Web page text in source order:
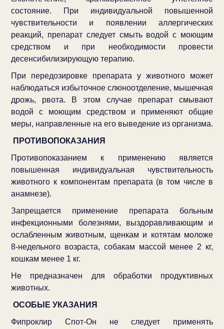
состояние. При индивидуальной повышенной
чувствительности и появлении аллергических
реакций, препарат следует смыть водой с моющим
средством и при необходимости провести
десенсибилизирующую терапию.
При передозировке препарата у животного может
наблюдаться избыточное слюноотделение, мышечная
дрожь, рвота. В этом случае препарат смывают
водой с моющим средством и применяют общие
меры, направленные на его выведение из организма.
ПРОТИВОПОКАЗАНИЯ
Противопоказанием к применению является
повышенная индивидуальная чувствительность
животного к компонентам препарата (в том числе в
анамнезе).
Запрещается применение препарата больным
инфекционными болезнями, выздоравливающим и
ослабленным животным, щенкам и котятам моложе
8-недельного возраста, собакам массой менее 2 кг,
кошкам менее 1 кг.
Не предназначен для обработки продуктивных
животных.
ОСОБЫЕ УКАЗАНИЯ
Фипроклир Спот-Он не следует применять